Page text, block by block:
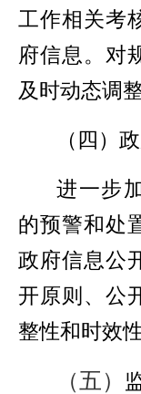
工作相关考
府信息。对
及时动态调整
（四）
进一步
的预警和处
政府信息公
开原则、公
整性和时效性
（五）